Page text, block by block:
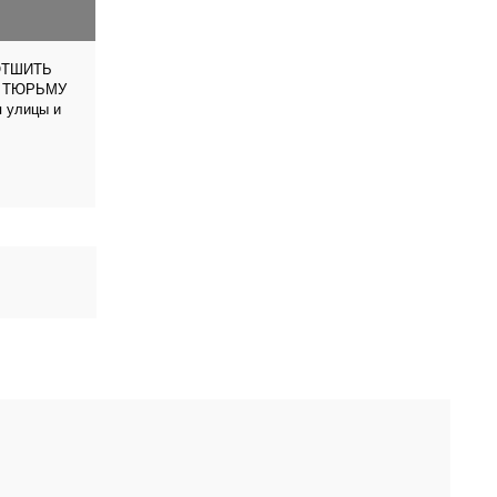
ТЮРЬМУ
улицы и